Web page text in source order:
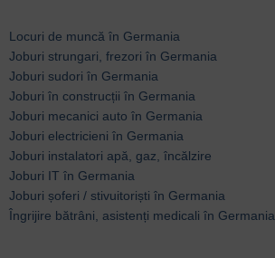
Locuri de muncă în Germania
Joburi strungari, frezori în Germania
Joburi sudori în Germania
Joburi în construcții în Germania
Joburi mecanici auto în Germania
Joburi electricieni în Germania
Joburi instalatori apă, gaz, încălzire
Joburi IT în Germania
Joburi șoferi / stivuitoriști în Germania
Îngrijire bătrâni, asistenți medicali în Germania